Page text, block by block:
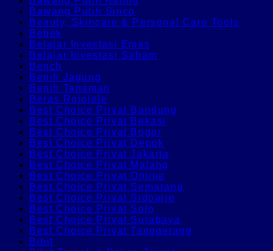
Bawang Putih Sinco
Beauty, Skincare & Personal Care Tools
Bebek
Belajar Investasi Emas
Belajar Investasi Saham
Bench
Benih Jagung
Benih Tanaman
Beras Rojolele
Best Choice Privat Bandung
Best Choice Privat Bekasi
Best Choice Privat Bogor
Best Choice Privat Depok
Best Choice Privat Jakarta
Best Choice Privat Malang
Best Choice Privat Online
Best Choice Privat Semarang
Best Choice Privat Sidoarjo
Best Choice Privat Solo
Best Choice Privat Surabaya
Best Choice Privat Tanggerang
Bibit